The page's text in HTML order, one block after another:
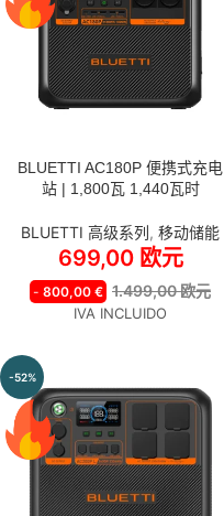
BLUETTI AC180P 便携式充电
站 | 1,800瓦 1,440瓦时
BLUETTI 高级系列, 移动储能
699,00 欧元
- 800,00 € 1.499,00欧元
IVA INCLUIDO
-52%